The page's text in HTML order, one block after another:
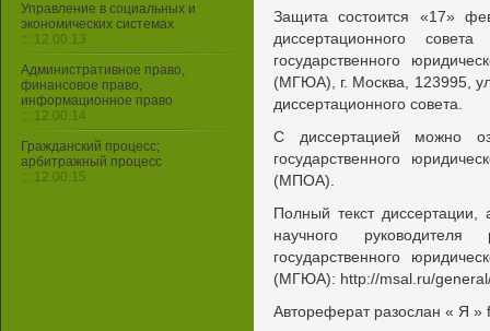
Защита состоится «17»
диссертационного
государственного
(МГЮА), г. Москва, 123995,
диссертационного совета.
С диссертацией можно
государственного
(МПОА).
Полный текст диссертации,
научного
государственного
(МГЮА): http://msal.ru/
Автореферат разослан « Я »
Управление в социальных и
экономических системах
::: 12.00.13
Административное право,
финансовое право,
информационное право
::: 12.00.14
Гражданский процесс;
арбитражный процесс
::: 12.00.15